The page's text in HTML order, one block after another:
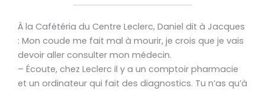
À la Cafétéria du Centre Leclerc, Daniel dit à Jacques
: Mon coude me fait mal à mourir, je crois que je vais
devoir aller consulter mon médecin.
– Écoute, chez Leclerc il y a un comptoir pharmacie
et un ordinateur qui fait des diagnostics. Tu n’as qu’à